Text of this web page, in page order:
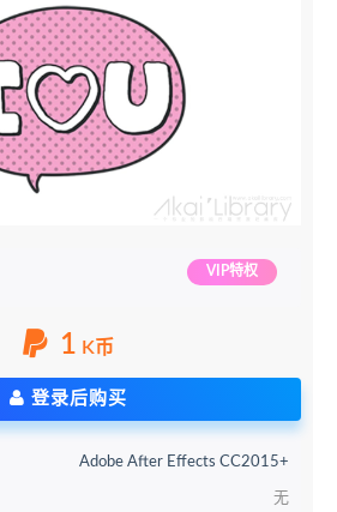
VIP特权
1 K币
登录后购买
Adobe After Effects CC2015+
无